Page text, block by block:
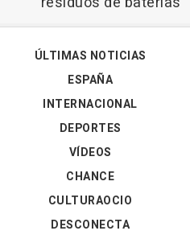
ÚLTIMAS NOTICIAS
ESPAÑA
INTERNACIONAL
DEPORTES
VÍDEOS
CHANCE
CULTURAOCIO
DESCONECTA